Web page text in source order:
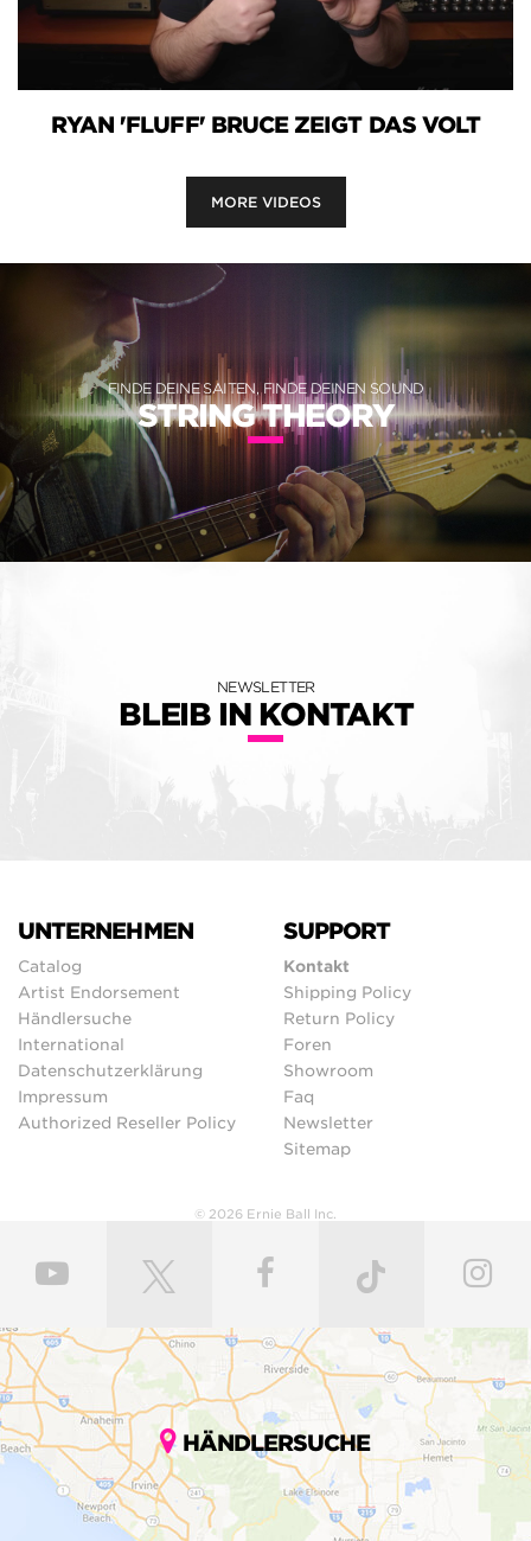
RYAN 'FLUFF' BRUCE ZEIGT DAS VOLT
MORE VIDEOS
FINDE DEINE SAITEN, FINDE DEINEN SOUND
STRING THEORY
NEWSLETTER
BLEIB IN KONTAKT
UNTERNEHMEN
Catalog
Artist Endorsement
Händlersuche
International
Datenschutzerklärung
Impressum
Authorized Reseller Policy
SUPPORT
Kontakt
Shipping Policy
Return Policy
Foren
Showroom
Faq
Newsletter
Sitemap
© 2026 Ernie Ball Inc.
HÄNDLERSUCHE